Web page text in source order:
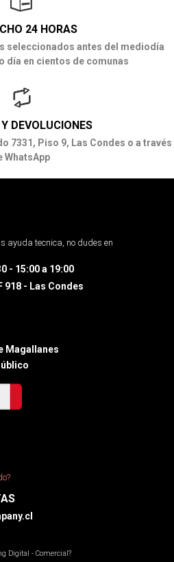
24 HORAS
seleccionados antes del mediodía
día en cientos de comunas
DEVOLUCIONES
7331, Piso 9, Las Condes o a través
WhatsApp
ayuda tecnica, no dudes en
- 15:00 a 19:00
918 - Las Condes
Magallanes
Digital - Comercial?